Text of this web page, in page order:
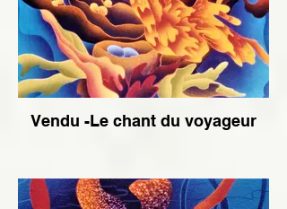
Vendu -Le chant du voyageur